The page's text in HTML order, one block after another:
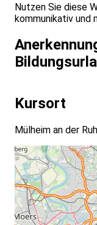
Nutzen Sie diese
kommunikativ und
Kursort
Mülheim an der